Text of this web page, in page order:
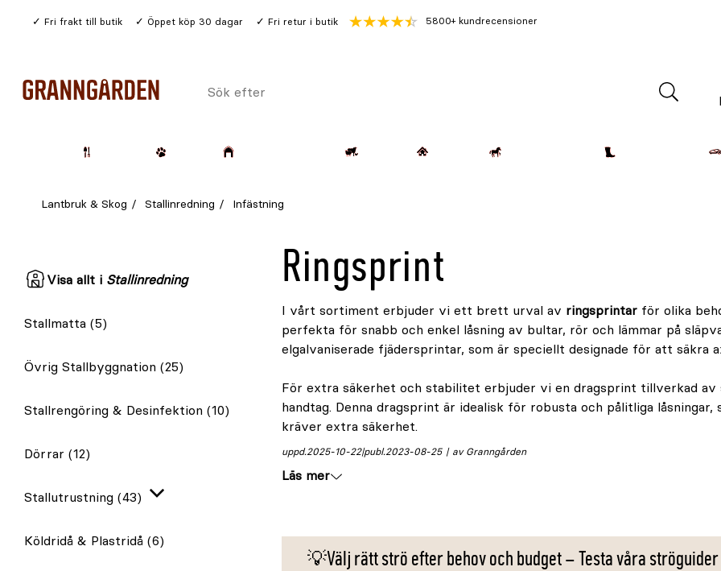
Fri frakt till butik Öppet köp 30 dagar Fri retur i butik 5800+ kundrecensioner
Sök
Lantbruk & Skog Stallinredning Infästning
Ringsprint
I vårt sortiment erbjuder vi ett brett urval av ringsprintar för olika
perfekta för snabb och enkel låsning av bultar, rör och lämmar på
elgalvaniserade fjädersprintar, som är speciellt designade för att säkra
För extra säkerhet och stabilitet erbjuder vi en dragsprint tillverkad av
handtag. Denna dragsprint är idealisk för robusta och pålitliga
kräver extra säkerhet.
publ.2023-08-25
uppd.2025-10-22 av Granngården
Läs mer
Visa allt i Stallinredning
Stallmatta (5)
Övrig Stallbyggnation (25)
Stallrengöring & Desinfektion (10)
Dörrar (12)
Stallutrustning (43)
Köldridå & Plastridå (6)
💡Välj rätt strö efter behov och budget – Testa våra ströguider